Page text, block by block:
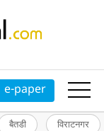
e-paper
बैतडी विराटनगर